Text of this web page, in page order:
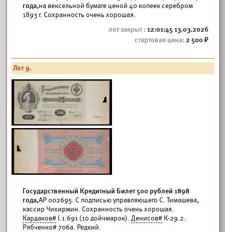
года,на вексельной бумаге ценой 40 копеек серебром
1893 г. Сохранность очень хорошая.
12:01:45 13.03.2026
2 500
Лот 9.
Государственный Кредитный Билет 500 рублей 1898
года,АР 002695. С подписью управляющего С. Тимашева,
кассир Чихиржин. Сохранность очень хорошая.
Кардаков# I.1.691 (10 дойчмарок). Денисов# К-29.2.
Рябченко# 706а. Редкий.